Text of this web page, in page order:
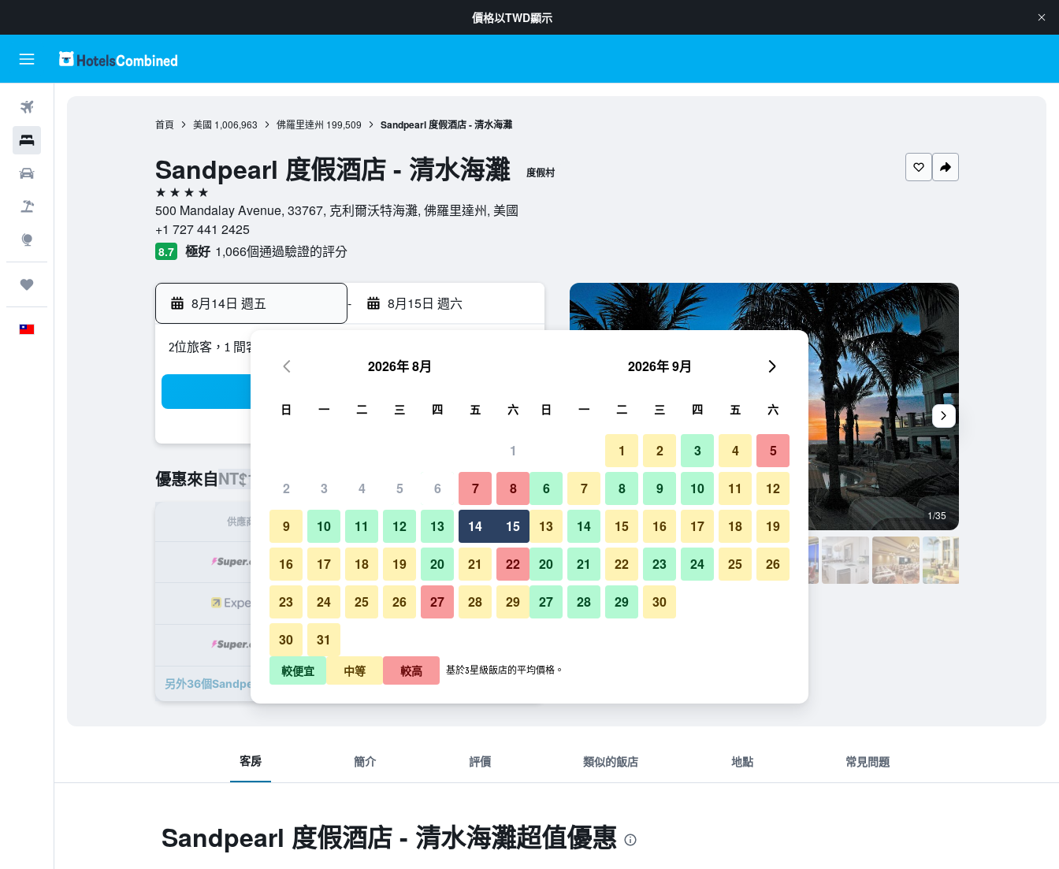
價格以TWD顯示
首頁 美國 1,006,963 佛羅里達州 199,509 Sandpearl 度假酒店 - 清水海灘
Sandpearl 度假酒店 - 清水海灘 度假村
4星級
500 Mandalay Avenue, 33767, 克利爾沃特海灘, 佛羅里達州, 美國
+1 727 441 2425
8.7 極好 1,066個通過驗證的評分
8月14日 週五 - 8月15日 週六
2位旅客，1 間客房
優惠來自NT$11,872
供應商 每晚總額
NT$11,872 查看優惠
NT$12,184 查看優惠
另外36個Sandpearl 度假酒店 - 清水海灘​的優惠
游泳池 1/35
Sandpearl 度假酒店 - 清水海灘的照片
客房 簡介 評價 類似的飯店 地點 常見問題
Sandpearl 度假酒店 - 清水海灘超值優惠
2026年 8月
日 一 二 三 四 五 六
1
2 3 4 5 6 7 8
9 10 11 12 13 14 15
16 17 18 19 20 21 22
23 24 25 26 27 28 29
30 31
2026年 9月
日 一 二 三 四 五 六
1 2 3 4 5
6 7 8 9 10 11 12
13 14 15 16 17 18 19
20 21 22 23 24 25 26
27 28 29 30
較便宜 中等 較高 基於3星級飯店的平均價格。